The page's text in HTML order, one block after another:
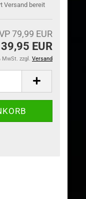
Versand bereit
79,99 EUR
EUR
MwSt. zzgl. Versand